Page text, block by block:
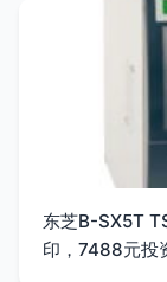
东芝B-SX5T
印，7488元投